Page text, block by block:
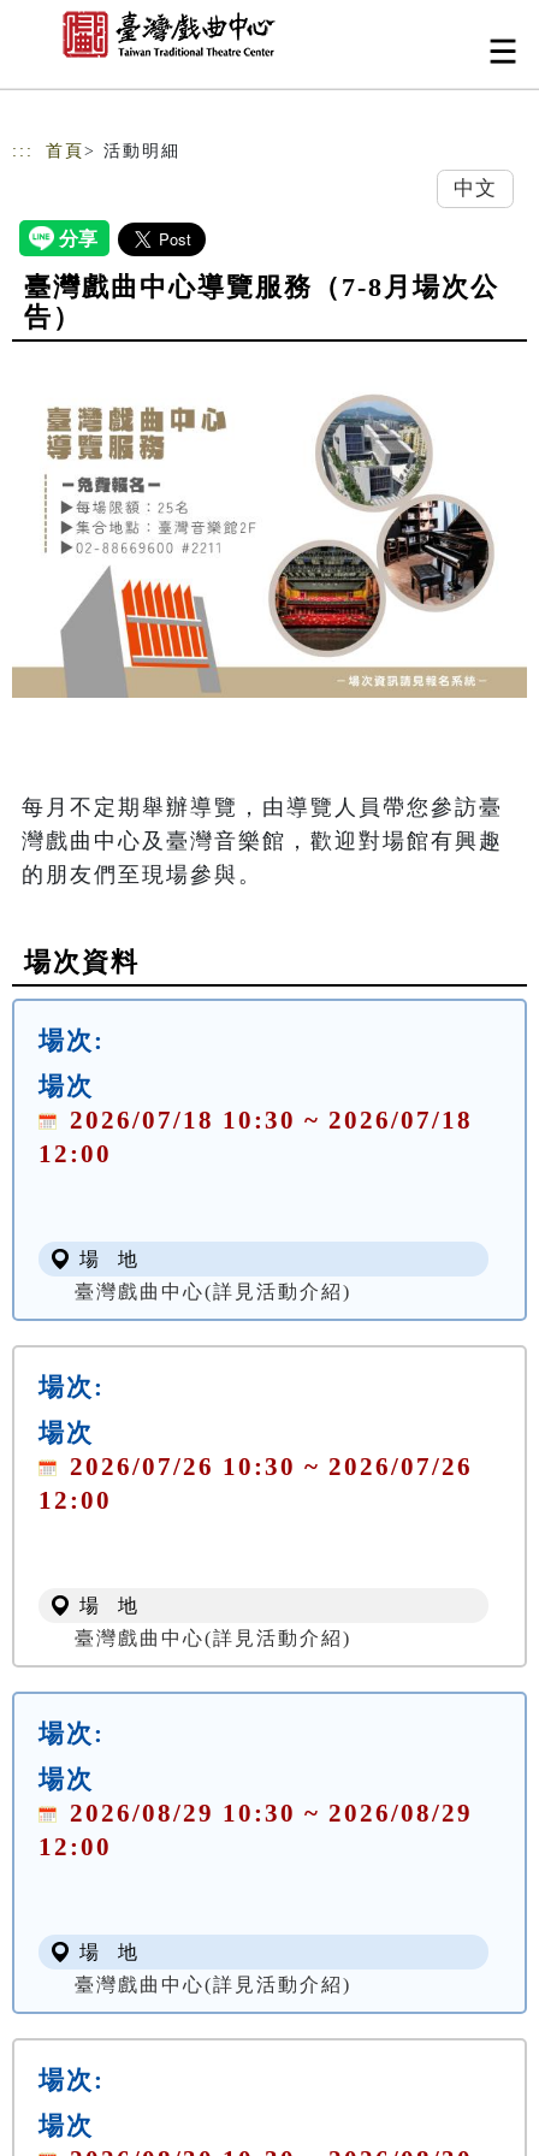
跳到主要內容
網站導覽
::: 首頁 > 活動明細
中文
臺灣戲曲中心導覽服務（7-8月場次公
告）
每月不定期舉辦導覽，由導覽人員帶您參訪臺
灣戲曲中心及臺灣音樂館，歡迎對場館有興趣
的朋友們至現場參與。
場次資料
場次:
場次
2026/07/18 10:30 ~ 2026/07/18
12:00
場 地
臺灣戲曲中心(詳見活動介紹)
場次:
場次
2026/07/26 10:30 ~ 2026/07/26
12:00
場 地
臺灣戲曲中心(詳見活動介紹)
場次:
場次
2026/08/29 10:30 ~ 2026/08/29
12:00
場 地
臺灣戲曲中心(詳見活動介紹)
場次:
場次